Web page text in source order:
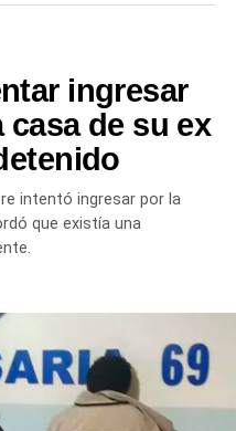
ingresar
casa de su ex
intentó ingresar por la
que existía una